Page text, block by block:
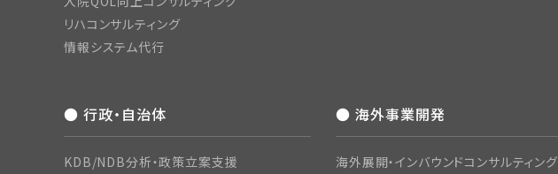
リハコンサルティング
情報システム代行
● 行政・自治体
KDB/NDB分析・政策立案支援
● 海外事業開発
海外展開・インバウンドコンサルティング